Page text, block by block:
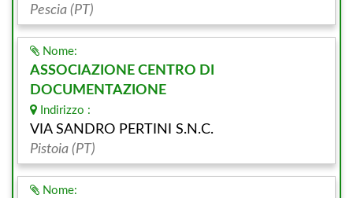
Pescia (PT)
Nome:
ASSOCIAZIONE CENTRO DI
DOCUMENTAZIONE
Indirizzo :
VIA SANDRO PERTINI S.N.C.
Pistoia (PT)
Nome: